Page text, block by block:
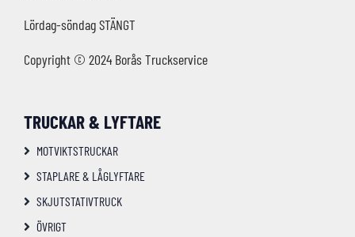
Lördag-söndag STÄNGT
Copyright © 2024 Borås Truckservice
TRUCKAR & LYFTARE
MOTVIKTSTRUCKAR
STAPLARE & LÅGLYFTARE
SKJUTSTATIVTRUCK
ÖVRIGT